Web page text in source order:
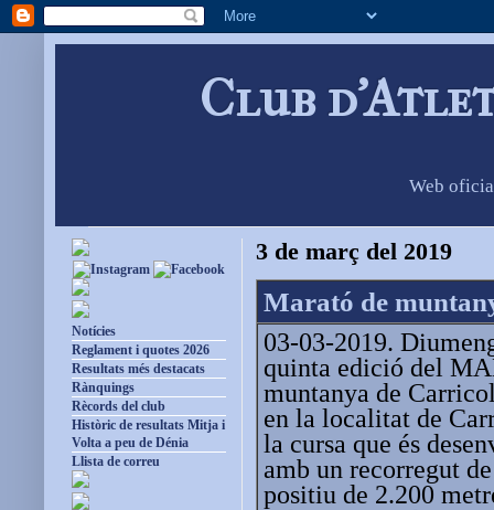
Club
Web
3 de març del 2019
Marató de
03-03-2019.
quinta edició del
muntanya de
en la localitat de
la cursa que és
amb un recorregut
positiu de 2.200
Notícies
Reglament i quotes 2026
Resultats més destacats
Rànquings
Rècords del club
Històric de resultats Mitja i
Volta a peu de Dénia
Llista de correu